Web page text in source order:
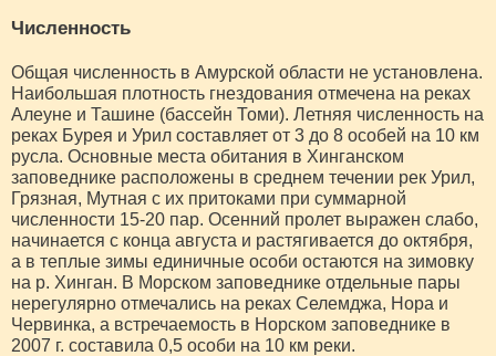
Численность
Общая численность в Амурской области не установлена.
Наибольшая плотность гнездования отмечена на реках
Алеуне и Ташине (бассейн Томи). Летняя численность на
реках Бурея и Урил составляет от 3 до 8 особей на 10 км
русла. Основные места обитания в Хинганском
заповеднике расположены в среднем течении рек Урил,
Грязная, Мутная с их притоками при суммарной
численности 15-20 пар. Осенний пролет выражен слабо,
начинается с конца августа и растягивается до октября,
а в теплые зимы единичные особи остаются на зимовку
на р. Хинган. В Морском заповеднике отдельные пары
нерегулярно отмечались на реках Селемджа, Нора и
Червинка, а встречаемость в Норском заповеднике в
2007 г. составила 0,5 особи на 10 км реки.